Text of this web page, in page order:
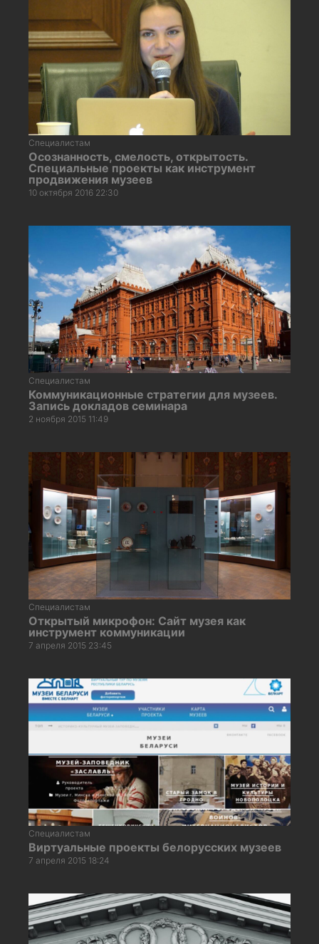
Специалистам
Осознанность, смелость, открытость.
Специальные проекты как инструмент
продвижения музеев
10 октября 2016 22:30
Специалистам
Коммуникационные стратегии для музеев.
Запись докладов семинара
2 ноября 2015 11:49
Специалистам
Открытый микрофон: Сайт музея как
инструмент коммуникации
7 апреля 2015 23:45
Специалистам
Виртуальные проекты белорусских музеев
7 апреля 2015 18:24